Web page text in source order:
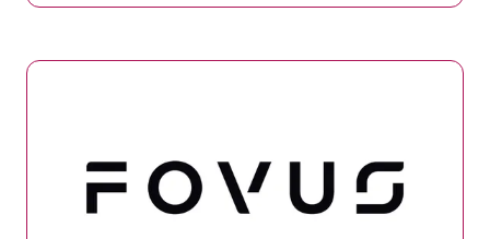
Stand: 54